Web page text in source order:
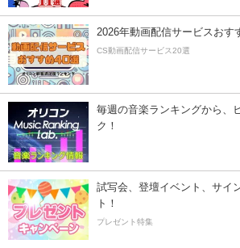
2026年動画配信サービスおす
CS動画配信サービス20選
毎週の音楽ランキングから、
ク！
試写会、登壇イベント、サイ
ト！
プレゼント特集